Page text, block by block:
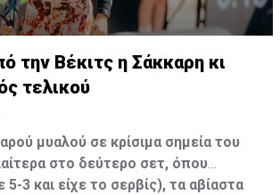
την Βέκιτς η Σάκκαρη κι
τελικού
μυαλού σε κρίσιμα σημεία του
στο δεύτερο σετ, όπου
3 και είχε το σερβίς), τα αβίαστα